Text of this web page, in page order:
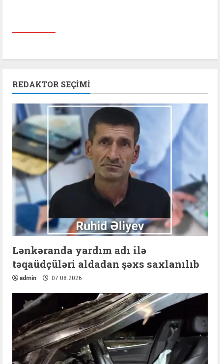
REDAKTOR SEÇIMI
Lənkəranda yardım adı ilə
təqaüdçüləri aldadan şəxs saxlanılıb
admin 07.08.2026